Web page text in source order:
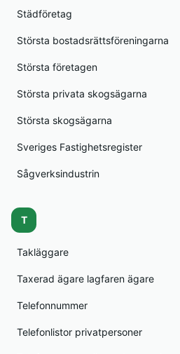
Städföretag
Största bostadsrättsföreningarna
Största företagen
Största privata skogsägarna
Största skogsägarna
Sveriges Fastighetsregister
Sågverksindustrin
T
Takläggare
Taxerad ägare lagfaren ägare
Telefonnummer
Telefonlistor privatpersoner